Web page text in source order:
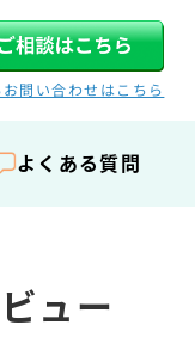
問い合わせはこちら
よくある質問
ュー